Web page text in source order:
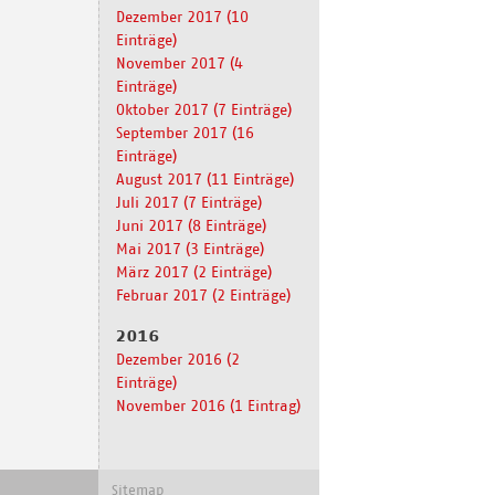
Dezember 2017 (10
Einträge)
November 2017 (4
Einträge)
Oktober 2017 (7 Einträge)
September 2017 (16
Einträge)
August 2017 (11 Einträge)
Juli 2017 (7 Einträge)
Juni 2017 (8 Einträge)
Mai 2017 (3 Einträge)
März 2017 (2 Einträge)
Februar 2017 (2 Einträge)
2016
Dezember 2016 (2
Einträge)
November 2016 (1 Eintrag)
Navigation
Sitemap